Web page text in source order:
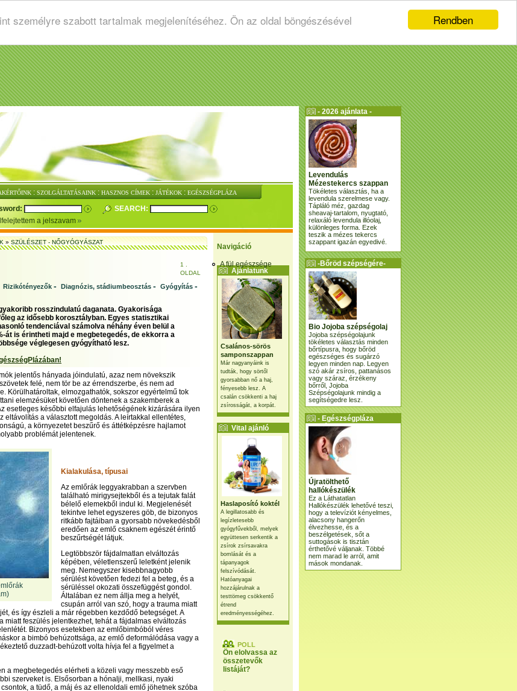
Rendben
személyre szabott tartalmak megjelenítéséhez. Ön az oldal böngészésével
: SZOLGÁLTATÁSAINK : HASZNOS CÍMEK : JÁTÉKOK : EGÉSZSÉGPLÁZA
SEARCH:
a jelszavam
Navigáció
A fül egészsége
Ajánlatunk
Csalános-sörös
samponszappan
Már nagyanyáink is
tudták, hogy sörtől
gyorsabban nő a haj,
fényesebb lesz. A
csalán csökkenti a haj
zsírosságát, a korpát.
Vital ajánló
Haslaposító koktél
A legillatosabb és
legízletesebb
gyógyfűvekből, melyek
együttesen serkentik a
zsírok zsírsavakra
bomlását és a
tápanyagok
felszívódását.
Hatóanyagai
hozzájárulnak a
testtömeg csökkentő
étrend
eredményességéhez.
POLL
Ön elolvassa az
összetevők
listáját?
»SZÜLÉSZET - NŐGYÓGYÁSZAT
1 .
OLDAL
Rizikótényezők - Diagnózis, stádiumbeosztás - Gyógyítás -
rosszindulatú daganata. Gyakorisága
az idősebb korosztályban. Egyes statisztikai
tendenciával számolva néhány éven belül a
át is érintheti majd e megbetegedés, de ekkorra a
véglegesen gyógyítható lesz.
jelentős hányada jóindulatú, azaz nem növekszik
felé, nem tör be az érrendszerbe, és nem ad
Körülhatároltak, elmozgathatók, sokszor egyértelmű tok
elemzésüket követően döntenek a szakemberek a
esetleges későbbi elfajulás lehetőségének kizárására ilyen
eltávolítás a választott megoldás. A leírtakkal ellentétes,
a környezetet beszűrő és áttétképzésre hajlamot
problémát jelentenek.
Kialakulása, típusai
Az emlőrák leggyakrabban a szervben
található mirigysejtekből és a tejutak falát
bélelő elemekből indul ki. Megjelenését
tekintve lehet egyszeres göb, de bizonyos
ritkább fajtáiban a gyorsabb növekedésből
eredően az emlő csaknem egészét érintő
beszűrtségét látjuk.
Legtöbbször fájdalmatlan elváltozás
képében, véletlenszerű leletként jelenik
meg. Nemegyszer kisebbnagyobb
sérülést követően fedezi fel a beteg, és a
sérüléssel okozati összefüggést gondol.
Általában ez nem állja meg a helyét,
csupán arról van szó, hogy a trauma miatt
és így észleli a már régebben kezdődő betegséget. A
miatt feszülés jelentkezhet, tehát a fájdalmas elváltozás
Bizonyos esetekben az emlőbimbóból véres
a bimbó behúzottsága, az emlő deformálódása vagy a
duzzadt-behúzott volta hívja fel a figyelmet a
a megbetegedés elérheti a közeli vagy messzebb eső
szerveket is. Elsősorban a hónalji, mellkasi, nyaki
a tüdő, a máj és az ellenoldali emlő jöhetnek szóba
- 2026 ajánlata -
Levendulás
Mézestekercs szappan
Tökéletes választás, ha a
levendula szerelmese vagy.
Tápláló méz, gazdag
sheavaj-tartalom, nyugtató,
relaxáló levendula illóolaj,
különleges forma. Ezek
teszik a mézes tekercs
szappant igazán egyedivé.
-Bőröd szépségére-
Bio Jojoba szépségolaj
Jojoba szépségolajunk
tökéletes választás minden
bőrtípusra, hogy bőröd
egészséges és sugárzó
legyen minden nap. Legyen
szó akár zsíros, pattanásos
vagy száraz, érzékeny
bőrről, Jojoba
Szépségolajunk mindig a
segítségedre lesz.
- Egészségpláza
ajánlatunk -
Újratölthető
hallókészülék
Ez a Láthatatlan
Hallókészülék lehetővé teszi,
hogy a televíziót kényelmes,
alacsony hangerőn
élvezhesse, és a
beszélgetések, sőt a
suttogások is tisztán
érthetővé váljanak. Többé
nem marad le arról, amit
mások mondanak.